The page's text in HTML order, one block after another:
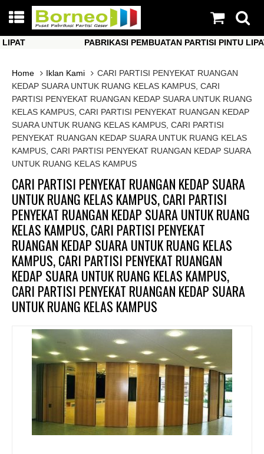
PABRIKASI PEMBUATAN PARTISI PINTU LIPAT
Home
Iklan Kami
CARI PARTISI PENYEKAT RUANGAN
KEDAP SUARA UNTUK RUANG KELAS KAMPUS, CARI
PARTISI PENYEKAT RUANGAN KEDAP SUARA UNTUK RUANG
KELAS KAMPUS, CARI PARTISI PENYEKAT RUANGAN KEDAP
SUARA UNTUK RUANG KELAS KAMPUS, CARI PARTISI
PENYEKAT RUANGAN KEDAP SUARA UNTUK RUANG KELAS
KAMPUS, CARI PARTISI PENYEKAT RUANGAN KEDAP SUARA
UNTUK RUANG KELAS KAMPUS
CARI PARTISI PENYEKAT RUANGAN KEDAP SUARA
UNTUK RUANG KELAS KAMPUS, CARI PARTISI
PENYEKAT RUANGAN KEDAP SUARA UNTUK RUANG
KELAS KAMPUS, CARI PARTISI PENYEKAT
RUANGAN KEDAP SUARA UNTUK RUANG KELAS
KAMPUS, CARI PARTISI PENYEKAT RUANGAN
KEDAP SUARA UNTUK RUANG KELAS KAMPUS,
CARI PARTISI PENYEKAT RUANGAN KEDAP SUARA
UNTUK RUANG KELAS KAMPUS